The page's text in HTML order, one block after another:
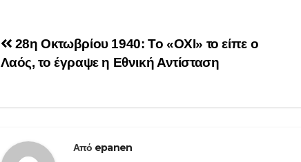
Πλοήγηση
άρθρων
28η Οκτωβρίου 1940: Το «ΟΧΙ» το είπε ο
Λαός, το έγραψε η Εθνική Αντίσταση
Από epanen